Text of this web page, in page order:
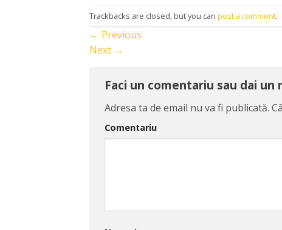
Trackbacks are closed, but you can post a comment.
← Previous
Next →
Faci un comentariu sau dai un
Adresa ta de email nu va fi publicată.
Comentariu